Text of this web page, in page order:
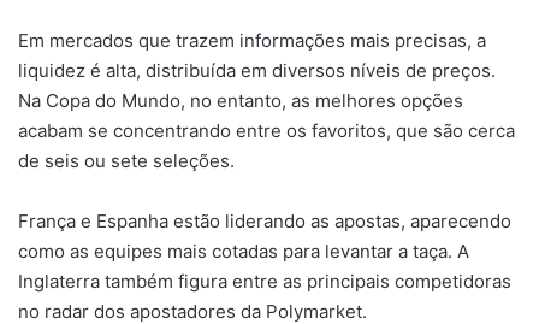
Em mercados que trazem informações mais precisas, a
liquidez é alta, distribuída em diversos níveis de preços.
Na Copa do Mundo, no entanto, as melhores opções
acabam se concentrando entre os favoritos, que são cerca
de seis ou sete seleções.
França e Espanha estão liderando as apostas, aparecendo
como as equipes mais cotadas para levantar a taça. A
Inglaterra também figura entre as principais competidoras
no radar dos apostadores da Polymarket.